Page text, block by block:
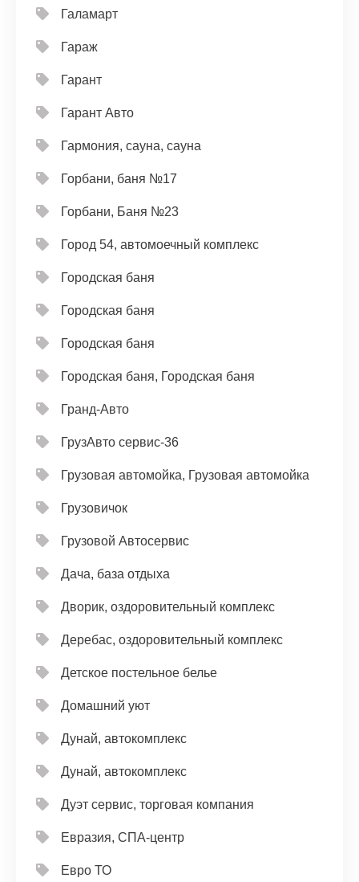
Галамарт
Гараж
Гарант
Гарант Авто
Гармония, сауна, сауна
Горбани, баня №17
Горбани, Баня №23
Город 54, автомоечный комплекс
Городская баня
Городская баня
Городская баня
Городская баня, Городская баня
Гранд-Авто
ГрузАвто сервис-36
Грузовая автомойка, Грузовая автомойка
Грузовичок
Грузовой Автосервис
Дача, база отдыха
Дворик, оздоровительный комплекс
Деребас, оздоровительный комплекс
Детское постельное белье
Домашний уют
Дунай, автокомплекс
Дунай, автокомплекс
Дуэт сервис, торговая компания
Евразия, СПА-центр
Евро ТО